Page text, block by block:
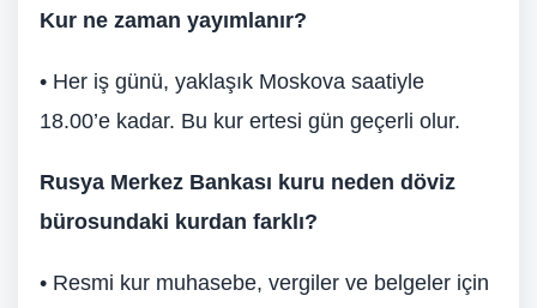
Kur ne zaman yayımlanır?
• Her iş günü, yaklaşık Moskova saatiyle
18.00’e kadar. Bu kur ertesi gün geçerli olur.
Rusya Merkez Bankası kuru neden döviz
bürosundaki kurdan farklı?
• Resmi kur muhasebe, vergiler ve belgeler için